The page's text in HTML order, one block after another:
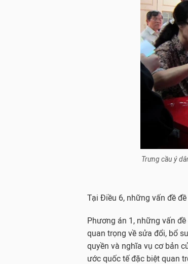
Trưng cầu ý
Tại Điều 6, những vấn đề
Phương án 1, những vấn
quan trọng về sửa đổi, bổ
quyền và nghĩa vụ cơ bản
ước quốc tế đặc biệt quan